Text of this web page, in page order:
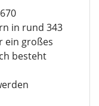
in rund 343
ein großes
besteht